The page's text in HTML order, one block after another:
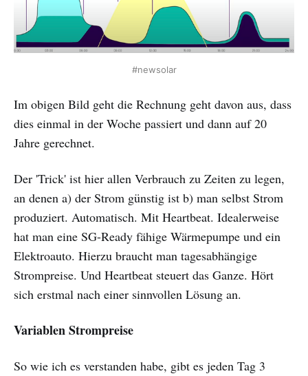
#newsolar
Im obigen Bild geht die Rechnung geht davon aus, dass
dies einmal in der Woche passiert und dann auf 20
Jahre gerechnet.
Der 'Trick' ist hier allen Verbrauch zu Zeiten zu legen,
an denen a) der Strom günstig ist b) man selbst Strom
produziert. Automatisch. Mit Heartbeat. Idealerweise
hat man eine SG-Ready fähige Wärmepumpe und ein
Elektroauto. Hierzu braucht man tagesabhängige
Strompreise. Und Heartbeat steuert das Ganze. Hört
sich erstmal nach einer sinnvollen Lösung an.
Variablen Strompreise
So wie ich es verstanden habe, gibt es jeden Tag 3